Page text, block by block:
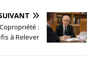
:
à Relever